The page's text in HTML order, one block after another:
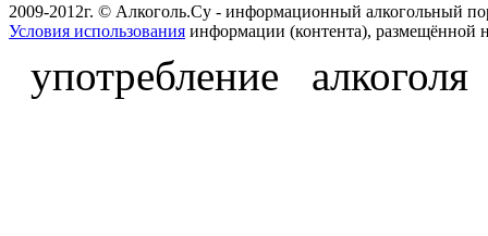
2009-2012г. © Алкоголь.Су - информационный алкогольный
Условия использования информации (контента), размещённой
употребление